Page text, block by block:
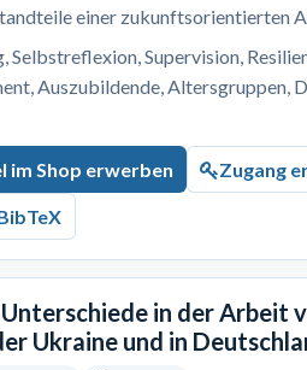
einer zukunftsorientierten
Selbstreflexion, Supervision,
Auszubildende, Altersgruppen,
im Shop erwerben Zugang
in der Arbeit
Ukraine und in